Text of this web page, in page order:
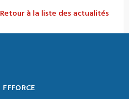
Retour à la liste des actualités
FFFORCE